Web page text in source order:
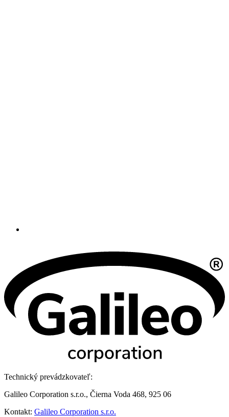
Technický prevádzkovateľ:
Galileo Corporation s.r.o., Čierna Voda 468, 925 06
Kontakt: Galileo Corporation s.r.o.